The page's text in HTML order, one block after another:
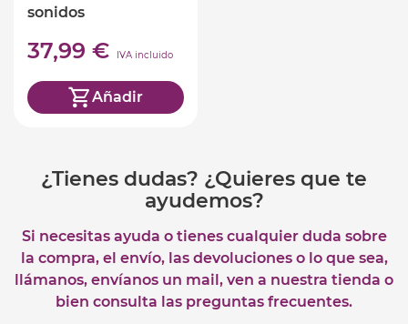
sonidos
37,99 € IVA incluido
Añadir
¿Tienes dudas? ¿Quieres que te
ayudemos?
Si necesitas ayuda o tienes cualquier duda sobre
la compra, el envío, las devoluciones o lo que sea,
llámanos, envíanos un mail, ven a nuestra tienda o
bien consulta las preguntas frecuentes.